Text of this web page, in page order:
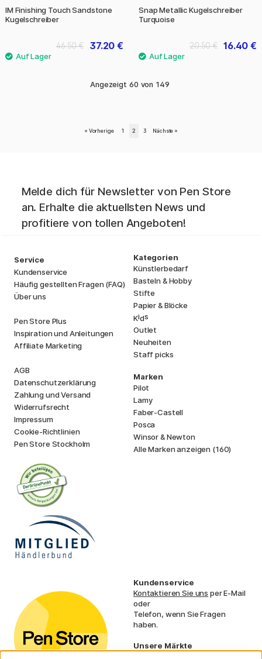
IM Finishing Touch Sandstone
Kugelschreiber
37.20 €
46.50 €
Snap Metallic Kugelschreiber
Turquoise
16.40 €
20.50 €
Angezeigt 60 von 149
« Vorherige 1 2 3 Nächste »
Melde dich für Newsletter von Pen Store
an. Erhalte die aktuellsten News und
profitiere von tollen Angeboten!
Service
Kundenservice
Häufig gestellten Fragen (FAQ)
Über uns
Pen Store Plus
Inspiration und Anleitungen
Affiliate Marketing
AGB
Datenschutzerklärung
Zahlung und Versand
Widerrufsrecht
Impressum
Cookie-Richtlinien
Pen Store Stockholm
Kategorien
Künstlerbedarf
Basteln & Hobby
Stifte
Papier & Blöcke
Kids
Outlet
Neuheiten
Staff picks
Marken
Pilot
Lamy
Faber-Castell
Posca
Winsor & Newton
Alle Marken anzeigen (160)
Kundenservice
Kontaktieren Sie uns per E-Mail
oder
Telefon, wenn Sie Fragen
haben.
Unsere Märkte